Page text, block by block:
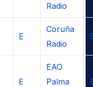
Radio
E
Coruña
Radio
E
EAO
Palma